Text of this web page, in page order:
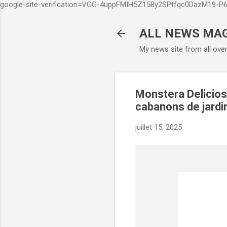
google-site-verification=VGG-4uppFMIH5Z158y2SPtfqc0DazM19-
ALL NEWS
My news site from all
Monstera
cabanons de
juillet 15, 2025